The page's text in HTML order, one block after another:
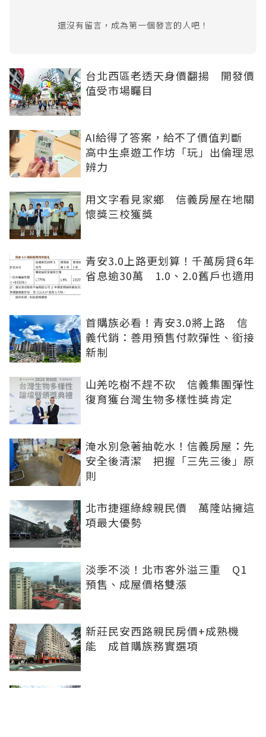
還沒有留言，成為第一個發言的人吧！
台北西區老透天身價翻揚 開發價
值受市場矚目
AI給得了答案，給不了價值判斷
高中生桌遊工作坊「玩」出倫理思
辨力
用文字看見家鄉 信義房屋在地關
懷獎三校獲獎
青安3.0上路更划算！千萬房貸6年
省息逾30萬 1.0、2.0舊戶也適用
首購族必看！青安3.0將上路 信
義代銷：善用預售付款彈性、銜接
新制
山羌吃樹不趕不砍 信義集團彈性
復育獲台灣生物多樣性獎肯定
淹水別急著抽乾水！信義房屋：先
安全後清潔 把握「三先三後」原
則
北市捷運綠線親民價 萬隆站擁這
項最大優勢
淡季不淡！北市客外溢三重 Q1
預售、成屋價格雙漲
新莊民安西路親民房價+成熟機
能 成首購族務實選項